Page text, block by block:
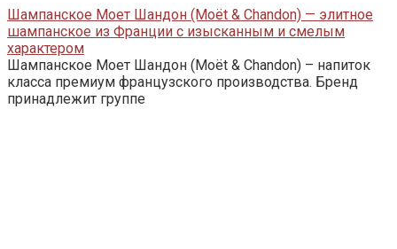
Шампанское Моет Шандон (Moët & Chandon) — элитное
шампанское из Франции с изысканным и смелым
характером
Шампанское Моет Шандон (Moët & Chandon) – напиток
класса премиум французского производства. Бренд
принадлежит группе